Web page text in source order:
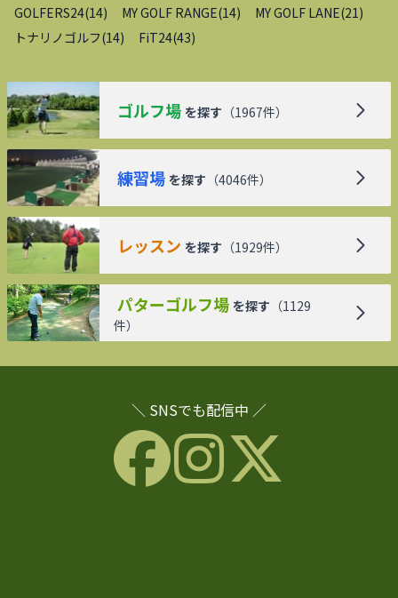
GOLFERS24(14) MY GOLF RANGE(14) MY GOLF LANE(21)
トナリノゴルフ(14) FiT24(43)
ゴルフ場 を探す （1967件）
練習場 を探す （4046件）
レッスン を探す （1929件）
パターゴルフ場 を探す （1129
件）
＼ SNSでも配信中 ／